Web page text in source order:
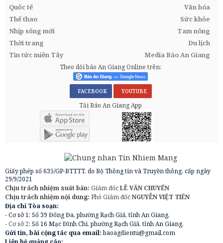
Quốc tế
Văn hóa
Thể thao
Sức khỏe
Nhịp sống mới
Tam nông
Thời trang
Du lịch
Tin tức miền Tây
Media Báo An Giang
Theo dõi báo An Giang Online trên:
FACEBOOK YOUTUBE
Tải Báo An Giang App
Giấy phép số 635/GP-BTTTT, do Bộ Thông tin và Truyền thông, cấp ngày
29/9/2021
Chịu trách nhiệm xuất bản: Giám đốcLÊ VĂN CHUYỂN
Chịu trách nhiệm nội dung: Phó Giám đốcNGUYỄN VIỆT TIẾN
Địa chỉ Tòa soạn:
- Cơ sở 1: Số 39 Đống Đa, phường Rạch Giá, tỉnh An Giang.
- Cơ sở 2: Số 16 Mạc Đĩnh Chi, phường Rạch Giá, tỉnh An Giang.
Gửi tin, bài cộng tác qua email:baoagdientu@gmail.com